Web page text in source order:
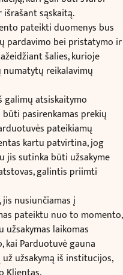
sąskaitą.
pateikti duomenys bus
pardavimo bei pristatymo ir
šalies, kurioje
reikalavimų
atsiskaitymo
pasirenkamas prekių
pateikiamų
kartu patvirtina, jog
jis sutinka būti užsakyme
galintis priimti
nusiunčiamas į
pateiktu nuo to momento,
užsakymas laikomas
Parduotuvė gauna
užsakymą iš institucijos,